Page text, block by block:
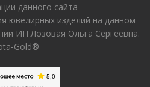
данного сайта
ювелирных изделий на данном
ИП Лозовая Ольга Сергеевна.
Gold®